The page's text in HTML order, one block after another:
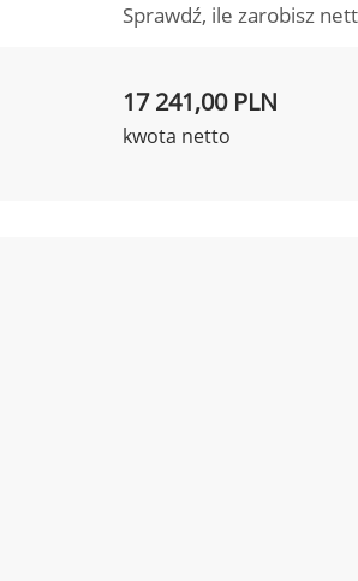
Sprawdź, ile zarobisz
17 241,00 PLN
kwota netto